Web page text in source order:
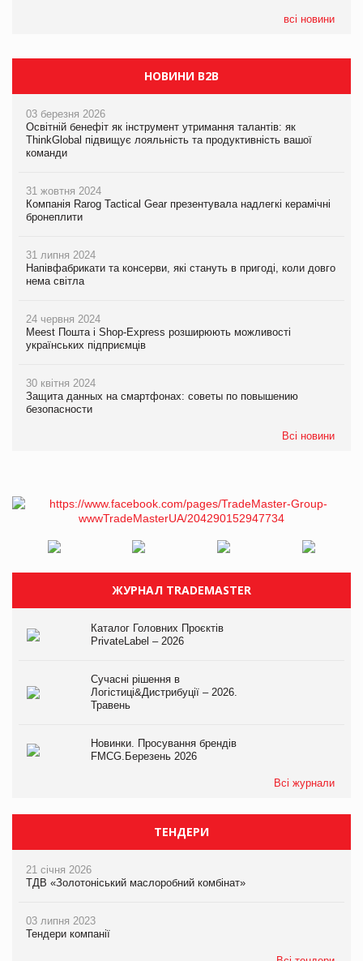
всі новини
НОВИНИ B2B
03 березня 2026
Освітній бенефіт як інструмент утримання талантів: як
ThinkGlobal підвищує лояльність та продуктивність вашої
команди
31 жовтня 2024
Компанія Rarog Tactical Gear презентувала надлегкі керамічні
бронеплити
31 липня 2024
Напівфабрикати та консерви, які стануть в пригоді, коли довго
нема світла
24 червня 2024
Meest Пошта і Shop-Express розширюють можливості
українських підприємців
30 квітня 2024
Защита данных на смартфонах: советы по повышению
безопасности
Всі новини
ЖУРНАЛ TRADEMASTER
Каталог Головних Проєктів
PrivateLabel – 2026
Сучасні рішення в
Логістиці&Дистрибуції – 2026.
Травень
Новинки. Просування брендів
FMCG.Березень 2026
Всі журнали
ТЕНДЕРИ
21 січня 2026
ТДВ «Золотоніський маслоробний комбінат»
03 липня 2023
Тендери компанії